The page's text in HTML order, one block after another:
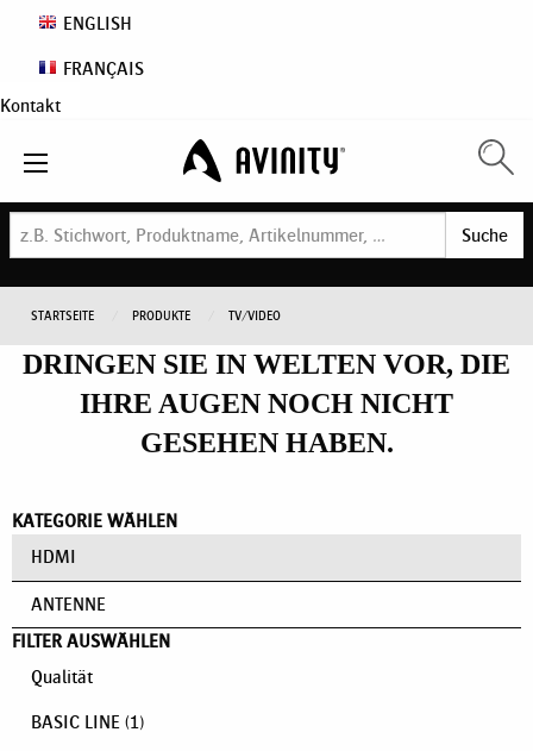
ENGLISH
FRANÇAIS
Kontakt
Suche
STARTSEITE PRODUKTE TV/VIDEO
DRINGEN SIE IN WELTEN VOR, DIE
IHRE AUGEN NOCH NICHT
GESEHEN HABEN.
KATEGORIE WÄHLEN
HDMI
ANTENNE
FILTER AUSWÄHLEN
Qualität
BASIC LINE (1)